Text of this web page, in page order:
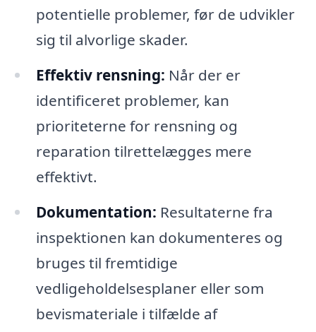
potentielle problemer, før de udvikler
sig til alvorlige skader.
Effektiv rensning: Når der er
identificeret problemer, kan
prioriteterne for rensning og
reparation tilrettelægges mere
effektivt.
Dokumentation: Resultaterne fra
inspektionen kan dokumenteres og
bruges til fremtidige
vedligeholdelsesplaner eller som
bevismateriale i tilfælde af